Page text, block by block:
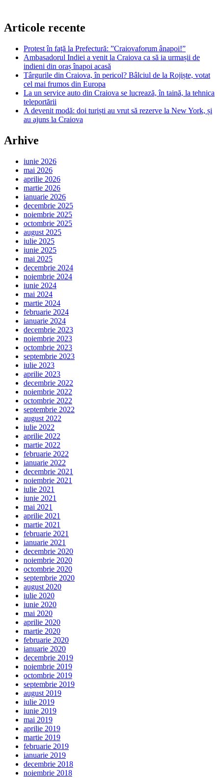
Articole recente
Protest în față la Prefectură: ”Craiovaforum ânapoi!”
Ambasadorul Indiei a venit la Craiova ca să ia urmașii de
indieni din oraș înapoi acasă
Târgurile din Craiova, în pericol? Bâlciul de la Rojiște, votat
cel mai frumos din Europa
La un service auto din Craiova se lucrează, în taină, la tehnica
teleportării
A devenit modă: doi turiști au vrut să rezerve la New York, și
au ajuns la Craiova
Arhive
iunie 2026
mai 2026
aprilie 2026
martie 2026
ianuarie 2026
decembrie 2025
noiembrie 2025
octombrie 2025
august 2025
iulie 2025
iunie 2025
mai 2025
decembrie 2024
noiembrie 2024
iunie 2024
mai 2024
martie 2024
februarie 2024
ianuarie 2024
decembrie 2023
noiembrie 2023
octombrie 2023
septembrie 2023
iulie 2023
aprilie 2023
decembrie 2022
noiembrie 2022
octombrie 2022
septembrie 2022
august 2022
iulie 2022
aprilie 2022
martie 2022
februarie 2022
ianuarie 2022
decembrie 2021
noiembrie 2021
iulie 2021
iunie 2021
mai 2021
aprilie 2021
martie 2021
februarie 2021
ianuarie 2021
decembrie 2020
noiembrie 2020
octombrie 2020
septembrie 2020
august 2020
iulie 2020
iunie 2020
mai 2020
aprilie 2020
martie 2020
februarie 2020
ianuarie 2020
decembrie 2019
noiembrie 2019
octombrie 2019
septembrie 2019
august 2019
iulie 2019
iunie 2019
mai 2019
aprilie 2019
martie 2019
februarie 2019
ianuarie 2019
decembrie 2018
noiembrie 2018